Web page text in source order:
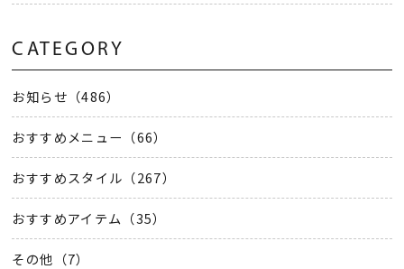
CATEGORY
お知らせ（486）
おすすめメニュー（66）
おすすめスタイル（267）
おすすめアイテム（35）
その他（7）